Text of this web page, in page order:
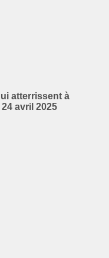
atterrissent à
avril 2025